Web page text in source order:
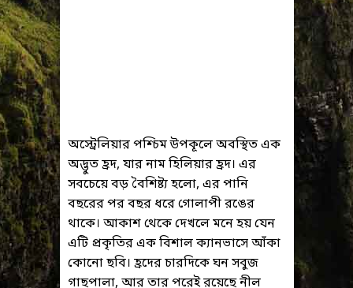
অস্ট্রেলিয়ার পশ্চিম উপকূলে অবস্থিত এক
অদ্ভুত হ্রদ, যার নাম হিলিয়ার হ্রদ। এর
সবচেয়ে বড় বৈশিষ্ট্য হলো, এর পানি
বছরের পর বছর ধরে গোলাপী রঙের
থাকে। আকাশ থেকে দেখলে মনে হয় যেন
এটি প্রকৃতির এক বিশাল ক্যানভাসে আঁকা
কোনো ছবি। হ্রদের চারদিকে ঘন সবুজ
গাছপালা, আর তার পরেই রয়েছে নীল